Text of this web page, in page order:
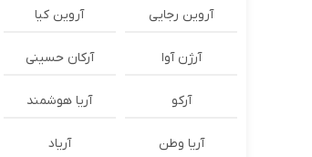
آروین رجایی آروین کیا
آرژن آوا آرکان حسینی
آرکو آریا هوشمند
آریا وطن آریاد